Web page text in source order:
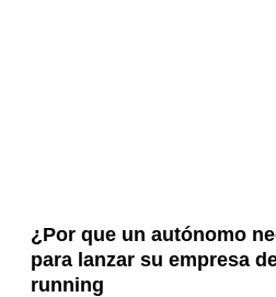
¿Por que un autónomo
para lanzar su empresa
running